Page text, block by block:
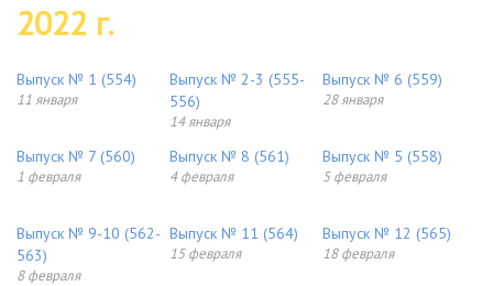
2022 г.
Выпуск № 1 (554)
11 января
Выпуск № 2-3 (555-
556)
14 января
Выпуск № 6 (559)
28 января
Выпуск № 7 (560)
1 февраля
Выпуск № 8 (561)
4 февраля
Выпуск № 5 (558)
5 февраля
Выпуск № 9-10 (562-
563)
8 февраля
Выпуск № 11 (564)
15 февраля
Выпуск № 12 (565)
18 февраля